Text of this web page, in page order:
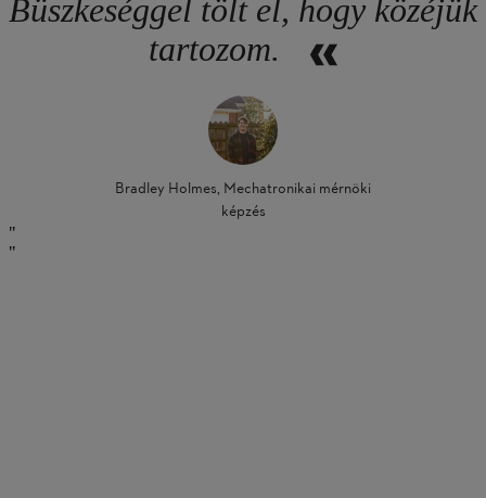
Büszkeséggel tölt el, hogy közéjük
tartozom.
Bradley Holmes, Mechatronikai mérnöki
képzés